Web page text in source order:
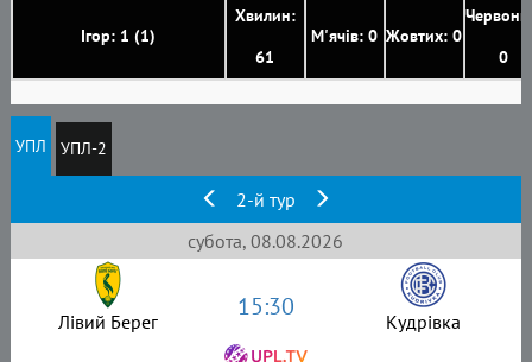
Ігор: 1 (1)
Хвилин:
61
М'ячів: 0 Жовтих: 0
0
УПЛ УПЛ-2
2-й тур
субота, 08.08.2026
Лівий Берег 15:30 Кудрівка